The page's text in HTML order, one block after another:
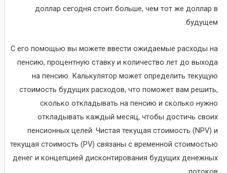
доллар сегодня стоит больше, чем тот же доллар в
будущем.
С его помощью вы можете ввести ожидаемые расходы на
пенсию, процентную ставку и количество лет до выхода
на пенсию. Калькулятор может определить текущую
стоимость будущих расходов, что поможет вам решить,
сколько откладывать на пенсию и сколько нужно
откладывать каждый месяц, чтобы достичь своих
пенсионных целей. Чистая текущая стоимость (NPV) и
текущая стоимость (PV) связаны с временной стоимостью
денег и концепцией дисконтирования будущих денежных